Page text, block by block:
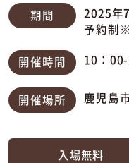
期間
2025年
予約制※
開催時間 10：
開催場所 鹿児島
入場無料